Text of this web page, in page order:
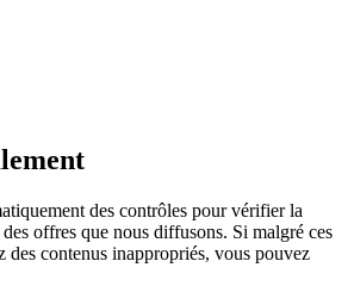
des contrôles pour vérifier la
offres que nous diffusons. Si malgré ces
des contenus inappropriés, vous pouvez